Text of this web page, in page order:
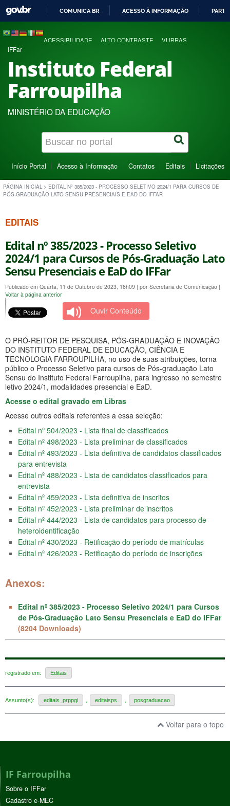
COMUNICA BR ACESSO À INFORMAÇÃO
ACESSIBILIDADE ALTO CONTRASTE VLIBRAS
IFFar
Instituto Federal
Farroupilha
MINISTÉRIO DA EDUCAÇÃO
Início Portal Acesso à Informação Contatos Editais Licitações
PÁGINA INICIAL > EDITAL Nº 385/2023 - PROCESSO SELETIVO 2024/1 PARA CURSOS DE
PÓS-GRADUAÇÃO LATO SENSU PRESENCIAIS E EAD DO IFFAR
EDITAIS
Edital nº 385/2023 - Processo Seletivo
2024/1 para Cursos de Pós-Graduação Lato
Sensu Presenciais e EaD do IFFar
Publicado em Quarta, 11 de Outubro de 2023, 16h09 | por Secretaria de Comunicação |
Voltar à página anterior
Ouvir Conteúdo
O PRÓ-REITOR DE PESQUISA, PÓS-GRADUAÇÃO E INOVAÇÃO
DO INSTITUTO FEDERAL DE EDUCAÇÃO, CIÊNCIA E
TECNOLOGIA FARROUPILHA, no uso de suas atribuições, torna
público o Processo Seletivo para cursos de Pós-graduação Lato
Sensu do Instituto Federal Farroupilha, para ingresso no semestre
letivo 2024/1, modalidades presencial e EaD.
Acesse o edital gravado em Libras
Acesse outros editais referentes a essa seleção:
Edital nº 504/2023 - Lista final de classificados
Edital nº 498/2023 - Lista preliminar de classificados
Edital nº 493/2023 - Lista definitiva de candidatos classificados
para entrevista
Edital nº 488/2023 - Lista de candidatos classificados para
entrevista
Edital nº 459/2023 - Lista definitiva de inscritos
Edital nº 452/2023 - Lista preliminar de inscritos
Edital nº 444/2023 - Lista de candidatos para processo de
heteroidentificação
Edital nº 430/2023 - Retificação do período de matrículas
Edital nº 426/2023 - Retificação do período de inscrições
Anexos:
Edital nº 385/2023 - Processo Seletivo 2024/1 para Cursos
de Pós-Graduação Lato Sensu Presenciais e EaD do IFFar
(8204 Downloads)
registrado em: Editais
Assunto(s): editais_prppgi editaisps posgraduacao
Voltar para o topo
IF Farroupilha
Sobre o IFFar
Cadastro e-MEC